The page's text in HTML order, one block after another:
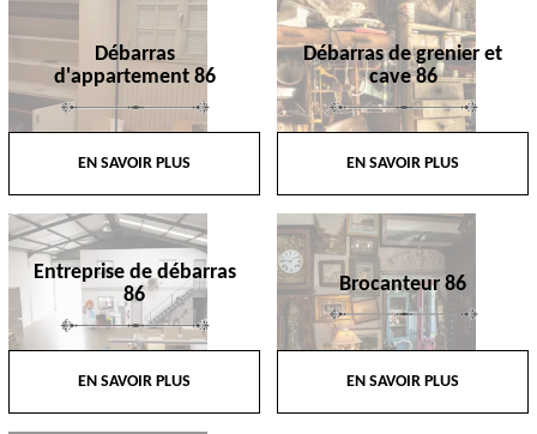
Débarras
d'appartement 86
EN SAVOIR PLUS
Débarras de grenier et
cave 86
EN SAVOIR PLUS
Entreprise de débarras
86
EN SAVOIR PLUS
Brocanteur 86
EN SAVOIR PLUS